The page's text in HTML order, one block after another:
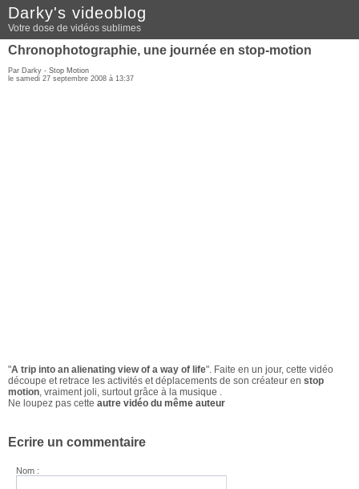
Darky's videoblog
Votre dose de vidéos sublimes
Chronophotographie, une journée en stop-motion
Par Darky - Stop Motion
le samedi 27 septembre 2008 à 13:37
"A trip into an alienating view of a way of life". Faite en un jour, cette vidéo
découpe et retrace les activités et déplacements de son créateur en stop
motion, vraiment joli, surtout grâce à la musique .
Ne loupez pas cette autre vidéo du même auteur
Ecrire un commentaire
Nom :